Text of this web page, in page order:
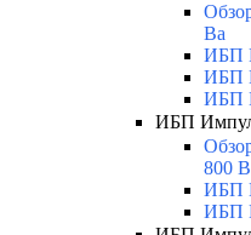
Ва
ИБП
ИБП
ИБП
ИБП
800
ИБП
ИБП